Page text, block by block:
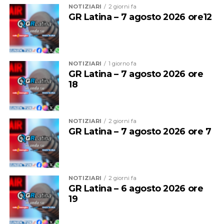
Nel 2025 Alessandro ha inoltre conseguito la
federale di Allenatore, che gli consente di guidare
formazioni d’Eccellenza e squadre senior fino alla Serie
B Nazionale, un ulteriore tassello nel suo percorso di
crescita tecnica.
Una crescita costante che oggi la società sceglie di
mettere nuovamente al servizio del proprio settore
giovanile, con la convinzione che investire nelle persone
significhi investire nel futuro del club.
NOTIZIARI 2 giorni fa
GR Latina – 7 agosto 2026 ore12
NOTIZIARI 1 giorno fa
GR Latina – 7 agosto 2026 ore
18
NOTIZIARI 2 giorni fa
GR Latina – 7 agosto 2026 ore 7
NOTIZIARI 2 giorni fa
GR Latina – 6 agosto 2026 ore
19